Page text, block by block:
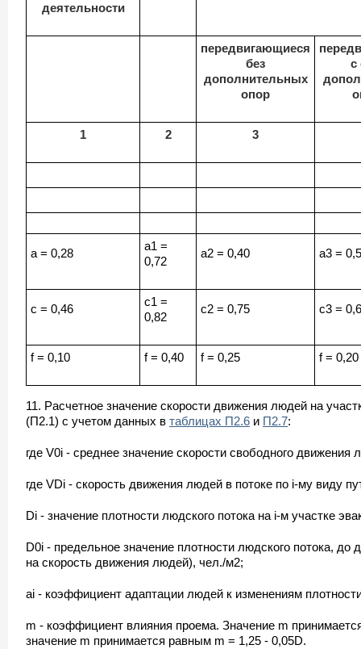
деятельности
передвигающиеся
без
дополнительных
опор
с
1 2 3
a = 0,28
a1 =
0,72
a2 = 0,40 a3 =
c = 0,46
c1 =
0,82
c2 = 0,75 c3 =
f = 0,10 f = 0,40 f = 0,25 f = 0,20
11. Расчетное значение скорости движения людей на
(П2.1) с учетом данных в таблицах П2.6 и П2.7:
где V0i - среднее значение скорости свободного
где VDi - скорость движения людей в потоке по i-му виду
Di - значение плотности людского потока на i-м участке
D0i - предельное значение плотности людского потока,
на скорость движения людей), чел./м2;
ai - коэффициент адаптации людей к изменениям
m - коэффициент влияния проема. Значение m
значение m принимается равным m = 1,25 - 0,05D.